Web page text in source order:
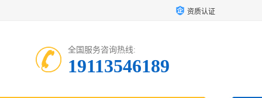
资质认证
全国服务咨询热线:
19113546189